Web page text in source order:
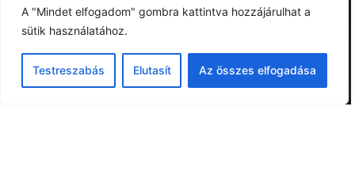
A "Mindet elfogadom" gombra kattintva hozzájárulhat a
sütik használatához.
Testreszabás Elutasít Az összes elfogadása